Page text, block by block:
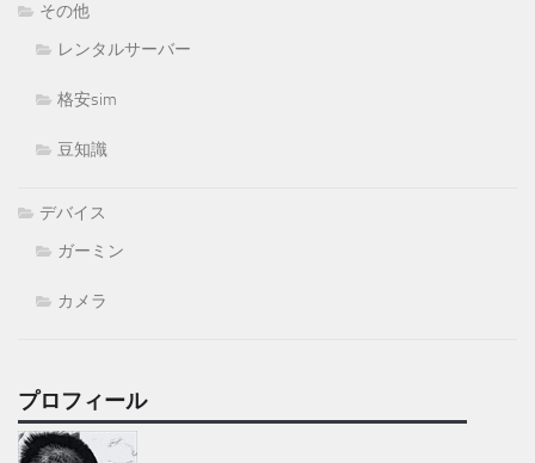
その他
レンタルサーバー
格安sim
豆知識
デバイス
ガーミン
カメラ
プロフィール